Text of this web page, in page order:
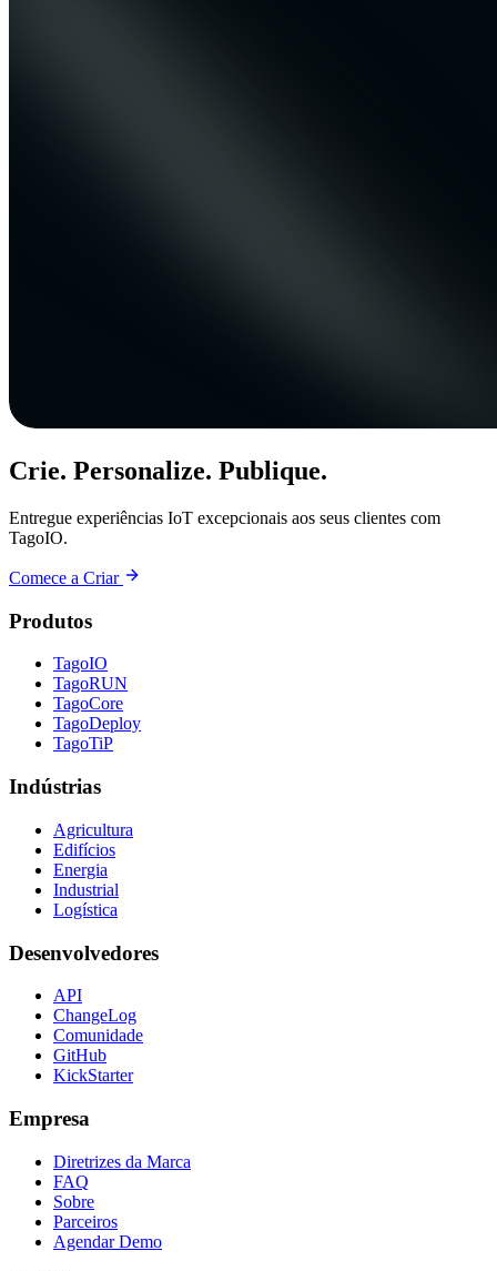
Crie. Personalize. Publique.
Entregue experiências IoT excepcionais aos seus clientes com
TagoIO.
Comece a Criar
Produtos
TagoIO
TagoRUN
TagoCore
TagoDeploy
TagoTiP
Indústrias
Agricultura
Edifícios
Energia
Industrial
Logística
Desenvolvedores
API
ChangeLog
Comunidade
GitHub
KickStarter
Empresa
Diretrizes da Marca
FAQ
Sobre
Parceiros
Agendar Demo